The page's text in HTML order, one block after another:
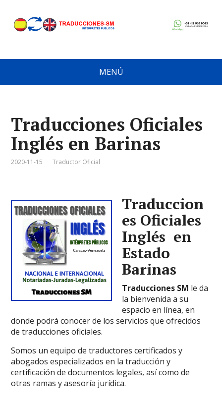
MENÚ
Traducciones Oficiales
Inglés en Barinas
2020-11-15 Traductor Oficial
Traduccion
es Oficiales
Inglés en
Estado
Barinas
Traducciones SM le da
la bienvenida a su
espacio en línea, en
donde podrá conocer de los servicios que ofrecidos
de traducciones oficiales.
Somos un equipo de traductores certificados y
abogados especializados en la traducción y
certificación de documentos legales, así como de
otras ramas y asesoría jurídica.